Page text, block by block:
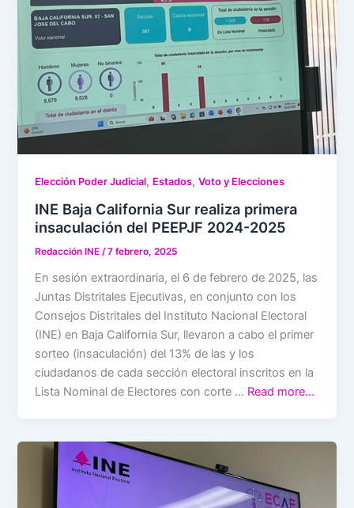
Elección Poder Judicial, Estados,Voto y Elecciones
INE Baja California Sur realiza primera
insaculación del PEEPJF 2024-2025
Redacción INE/7 febrero, 2025
En sesión extraordinaria, el 6 de febrero de 2025, las
Juntas Distritales Ejecutivas, en conjunto con los
Consejos Distritales del Instituto Nacional Electoral
(INE) en Baja California Sur, llevaron a cabo el primer
sorteo (insaculación) del 13% de las y los
ciudadanos de cada sección electoral inscritos en la
Lista Nominal de Electores con corte … Read more…